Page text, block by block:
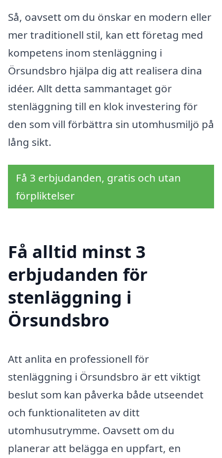
Så, oavsett om du önskar en modern eller
mer traditionell stil, kan ett företag med
kompetens inom stenläggning i
Örsundsbro hjälpa dig att realisera dina
idéer. Allt detta sammantaget gör
stenläggning till en klok investering för
den som vill förbättra sin utomhusmiljö på
lång sikt.
Få 3 erbjudanden, gratis och utan
förpliktelser
Få alltid minst 3
erbjudanden för
stenläggning i
Örsundsbro
Att anlita en professionell för
stenläggning i Örsundsbro är ett viktigt
beslut som kan påverka både utseendet
och funktionaliteten av ditt
utomhusutrymme. Oavsett om du
planerar att belägga en uppfart, en